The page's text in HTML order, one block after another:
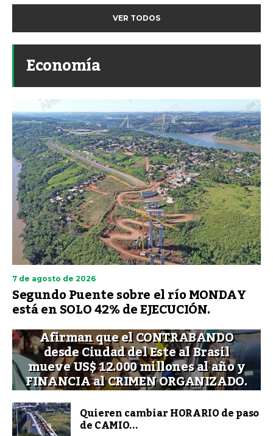
VER TODOS
Economía
7 de agosto de 2026
Segundo Puente sobre el río MONDAY
está en SOLO 42% de EJECUCIÓN.
Afirman que el CONTRABANDO
desde Ciudad del Este al Brasil
mueve US$ 12.000 millones al año y
FINANCIA al CRIMEN ORGANIZADO.
Quieren cambiar HORARIO de paso
de CAMIO...